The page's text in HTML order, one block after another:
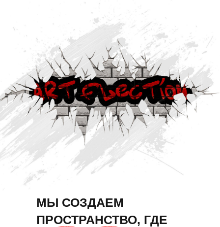
МЫ СОЗДАЕМ
ПРОСТРАНСТВО, ГДЕ